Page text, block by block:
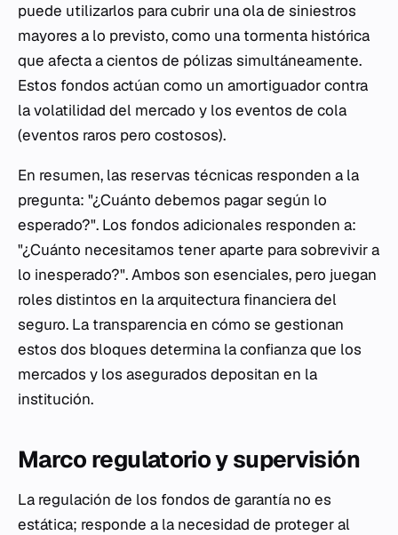
puede utilizarlos para cubrir una ola de siniestros
mayores a lo previsto, como una tormenta histórica
que afecta a cientos de pólizas simultáneamente.
Estos fondos actúan como un amortiguador contra
la volatilidad del mercado y los eventos de cola
(eventos raros pero costosos).
En resumen, las reservas técnicas responden a la
pregunta: "¿Cuánto debemos pagar según lo
esperado?". Los fondos adicionales responden a:
"¿Cuánto necesitamos tener aparte para sobrevivir a
lo inesperado?". Ambos son esenciales, pero juegan
roles distintos en la arquitectura financiera del
seguro. La transparencia en cómo se gestionan
estos dos bloques determina la confianza que los
mercados y los asegurados depositan en la
institución.
Marco regulatorio y supervisión
La regulación de los fondos de garantía no es
estática; responde a la necesidad de proteger al